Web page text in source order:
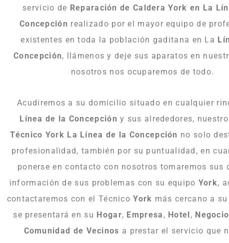
servicio de Reparación de Caldera York en La
Concepción realizado por el mayor equipo de
existentes en toda la población gaditana en La
Concepción, llámenos y deje sus aparatos en
nosotros nos ocuparemos de todo.
Acudiremos a su domicilio situado en cualquier
Línea de la Concepción y sus alrededores,
Técnico York La Línea de la Concepción no solo
profesionalidad, también por su puntualidad, en
ponerse en contacto con nosotros tomaremos sus
información de sus problemas con su equipo York,
contactaremos con el TécnicoYork más cercano a
se presentará en su Hogar, Empresa , Hotel, Negocio
Comunidad de Vecinos a prestar el servicio que